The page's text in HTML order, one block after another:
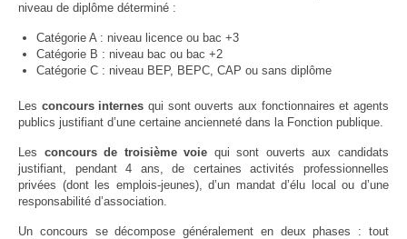
niveau de diplôme déterminé :
Catégorie A : niveau licence ou bac +3
Catégorie B : niveau bac ou bac +2
Catégorie C : niveau BEP, BEPC, CAP ou sans diplôme
Les concours internes qui sont ouverts aux fonctionnaires et agents
publics justifiant d’une certaine ancienneté dans la Fonction publique.
Les concours de troisième voie qui sont ouverts aux candidats
justifiant, pendant 4 ans, de certaines activités professionnelles
privées (dont les emplois-jeunes), d’un mandat d’élu local ou d’une
responsabilité d’association.
Un concours se décompose généralement en deux phases : tout